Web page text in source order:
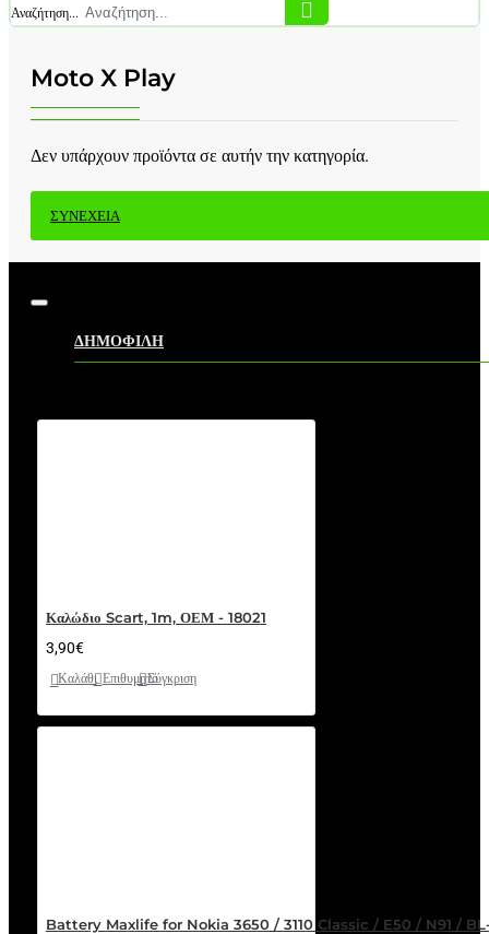
Αναζήτηση...
Moto X Play
Δεν υπάρχουν προϊόντα σε αυτήν την κατηγορία.
ΣΥΝΈΧΕΙΑ
ΔΗΜΟΦΙΛΗ
Καλώδιο Scart, 1m, ΟΕΜ - 18021
3,90€
Καλάθι ΕπιθυμητόΣύγκριση
Battery Maxlife for Nokia 3650 / 3110 Classic / E50 / N91 /